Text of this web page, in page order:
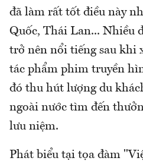
đã làm rất tốt điều này
Quốc, Thái Lan... Nhiều
trở nên nổi tiếng sau khi
tác phẩm phim truyền
đó thu hút lượng du
ngoài nước tìm đến
lưu niệm.
Phát biểu tại tọa đàm